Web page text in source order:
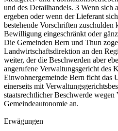
und des Detailhandels. 3 Wenn sich
ergeben oder wenn der Lieferant
bestehende Vorschriften zuschulden
Bewilligung eingeschränkt oder
Die Gemeinden Bern und Thun
Landwirtschaftsdirektion an den
weiter, der die Beschwerden aber
angerufene Verwaltungsgericht des
Einwohnergemeinde Bern ficht das
einerseits mit
staatsrechtlicher Beschwerde wegen
Gemeindeautonomie an.
Erwägungen